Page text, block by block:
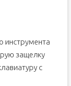
инструмента
защелку
с